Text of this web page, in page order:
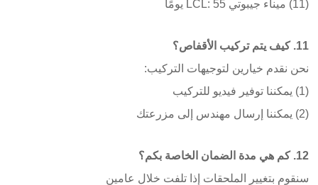
(11) ميناء جيبوتي LCL: 55 يومًا
11. كيف يتم تركيب الأقفاص؟
نحن نقدم خيارين لتوجيهات التركيب:
(1) يمكننا توفير فيديو للتركيب
(2) يمكننا إرسال مهندس إلى مزرعتك
12. كم هي مدة الضمان الخاصة بكم؟
سنقوم بتغيير الملحقات إذا تلفت خلال عامين